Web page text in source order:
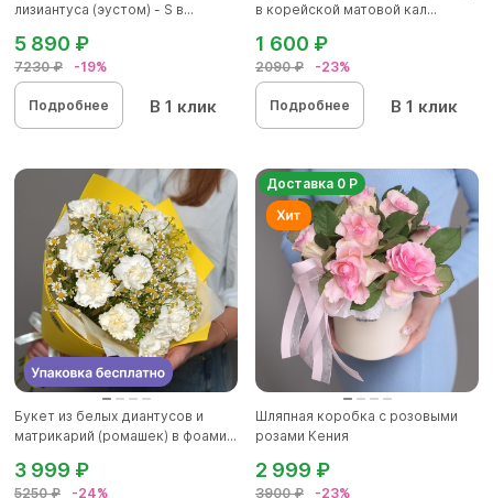
лизиантуса (эустом) - S в...
7230 ₽ -19%
5 890 ₽
Подробнее В 1 клик
в корейской матовой кал...
2090 ₽ -23%
1 600 ₽
Подробнее В 1 клик
Букет из белых диантусов и
матрикарий (ромашек) в фоами...
5250 ₽ -24%
3 999 ₽
Доставка 0 Р
Шляпная коробка с розовыми
розами Кения
3900 ₽ -23%
2 999 ₽